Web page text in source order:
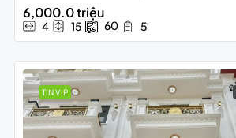
6,000.0 triệu
4 15 60 5
TIN VIP